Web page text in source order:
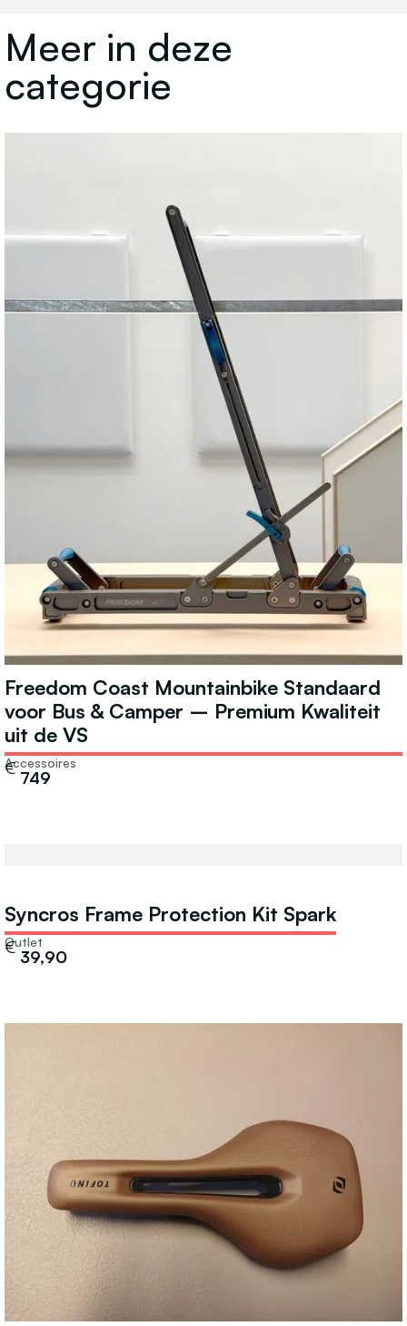
Meer in deze
categorie
Freedom Coast Mountainbike Standaard
voor Bus & Camper – Premium Kwaliteit
uit de VS
Accessoires
749
€
Syncros Frame Protection Kit Spark
Outlet
39,90
€